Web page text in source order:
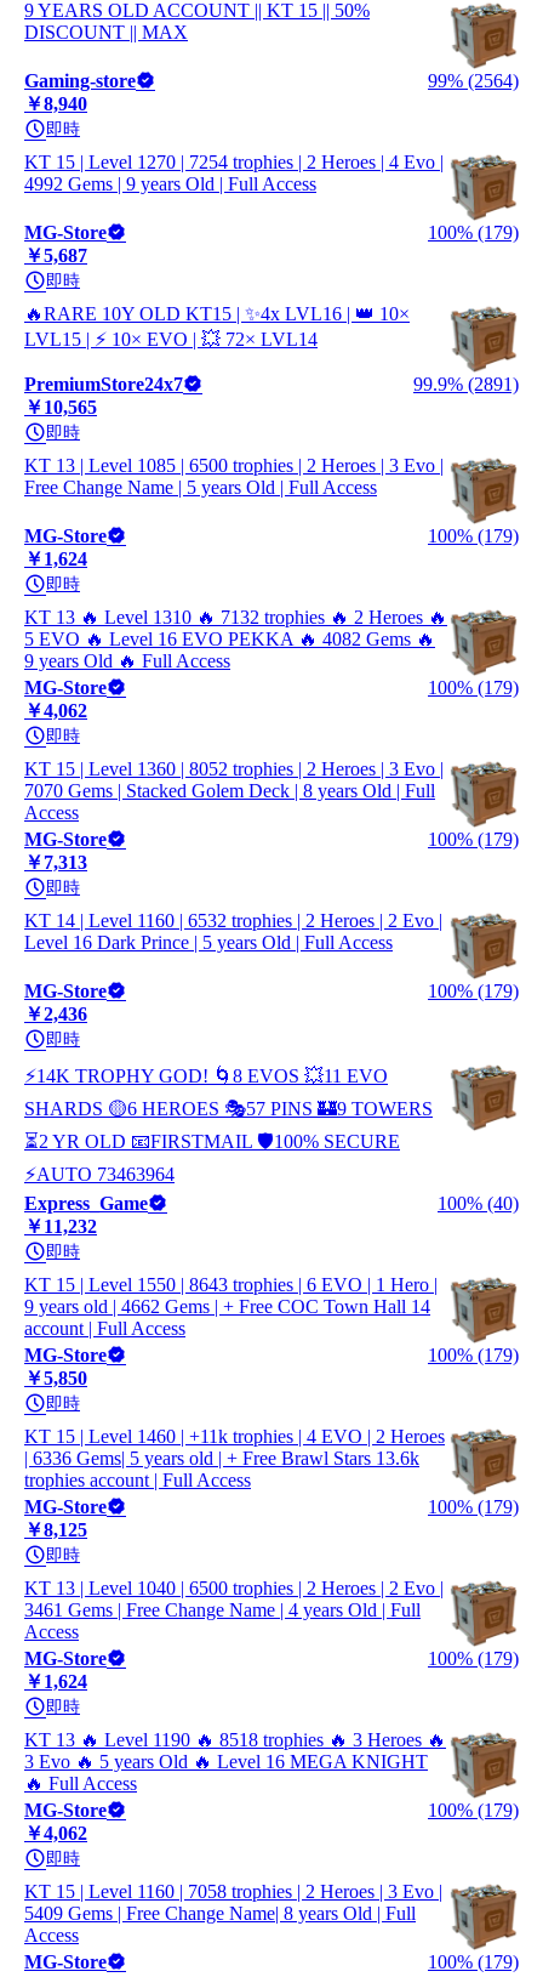
9 YEARS OLD ACCOUNT || KT 15 || 50%
DISCOUNT || MAX
Gaming-store
99% (2564)
￥8,940
即時
KT 15 | Level 1270 | 7254 trophies | 2 Heroes | 4 Evo |
4992 Gems | 9 years Old | Full Access
MG-Store
100% (179)
￥5,687
即時
🔥RARE 10Y OLD KT15 | ✨4x LVL16 | 👑 10×
LVL15 | ⚡️ 10× EVO | 💥 72× LVL14
PremiumStore24x7
99.9% (2891)
￥10,565
即時
KT 13 | Level 1085 | 6500 trophies | 2 Heroes | 3 Evo |
Free Change Name | 5 years Old | Full Access
MG-Store
100% (179)
￥1,624
即時
KT 13 🔥 Level 1310 🔥 7132 trophies 🔥 2 Heroes 🔥
5 EVO 🔥 Level 16 EVO PEKKA 🔥 4082 Gems 🔥
9 years Old 🔥 Full Access
MG-Store
100% (179)
￥4,062
即時
KT 15 | Level 1360 | 8052 trophies | 2 Heroes | 3 Evo |
7070 Gems | Stacked Golem Deck | 8 years Old | Full
Access
MG-Store
100% (179)
￥7,313
即時
KT 14 | Level 1160 | 6532 trophies | 2 Heroes | 2 Evo |
Level 16 Dark Prince | 5 years Old | Full Access
MG-Store
100% (179)
￥2,436
即時
⚡14K TROPHY GOD! 🌀8 EVOS 💥11 EVO
SHARDS 🟡6 HEROES 🎭57 PINS 🏰9 TOWERS
⏳2 YR OLD 📧FIRSTMAIL 🛡️100% SECURE
⚡AUTO 73463964
Express_Game
100% (40)
￥11,232
即時
KT 15 | Level 1550 | 8643 trophies | 6 EVO | 1 Hero |
9 years old | 4662 Gems | + Free COC Town Hall 14
account | Full Access
MG-Store
100% (179)
￥5,850
即時
KT 15 | Level 1460 | +11k trophies | 4 EVO | 2 Heroes
| 6336 Gems| 5 years old | + Free Brawl Stars 13.6k
trophies account | Full Access
MG-Store
100% (179)
￥8,125
即時
KT 13 | Level 1040 | 6500 trophies | 2 Heroes | 2 Evo |
3461 Gems | Free Change Name | 4 years Old | Full
Access
MG-Store
100% (179)
￥1,624
即時
KT 13 🔥 Level 1190 🔥 8518 trophies 🔥 3 Heroes 🔥
3 Evo 🔥 5 years Old 🔥 Level 16 MEGA KNIGHT
🔥 Full Access
MG-Store
100% (179)
￥4,062
即時
KT 15 | Level 1160 | 7058 trophies | 2 Heroes | 3 Evo |
5409 Gems | Free Change Name| 8 years Old | Full
Access
MG-Store
100% (179)